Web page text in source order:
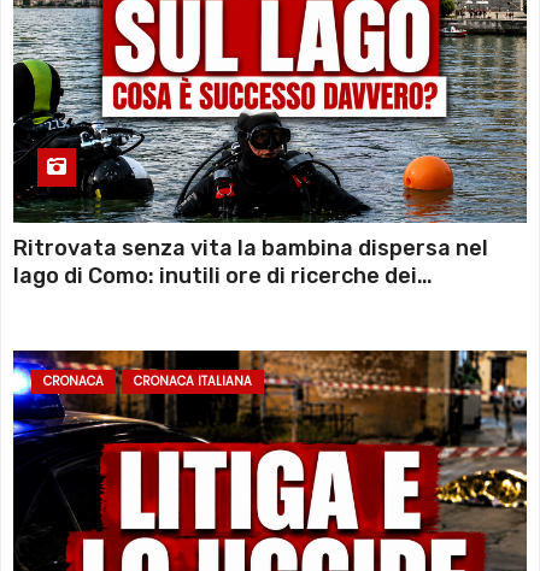
Ritrovata senza vita la bambina dispersa nel
lago di Como: inutili ore di ricerche dei
CRONACA CRONACA ITALIANA